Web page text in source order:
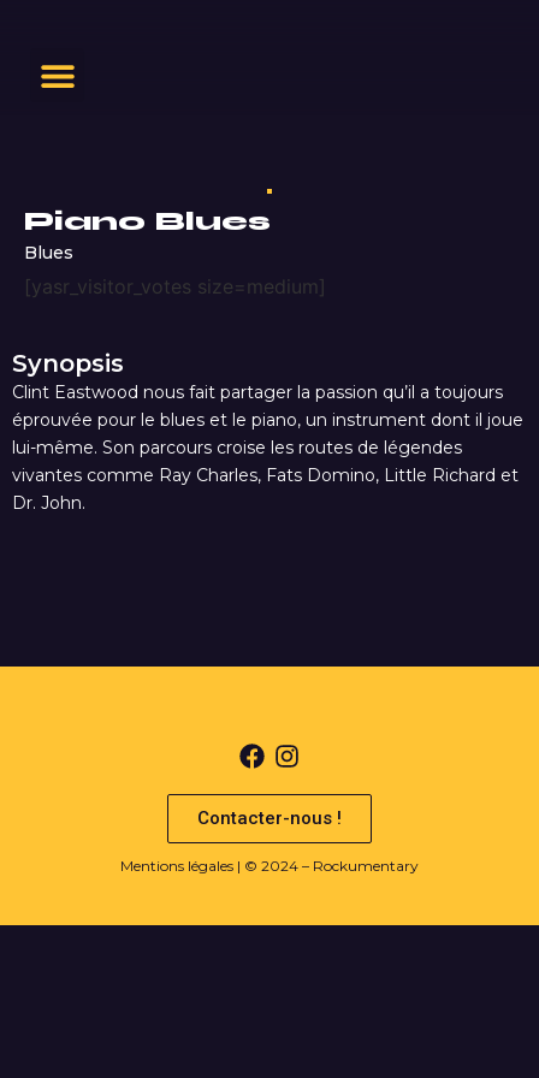
Piano Blues
Blues
[yasr_visitor_votes size=medium]
Synopsis
Clint Eastwood nous fait partager la passion qu’il a toujours
éprouvée pour le blues et le piano, un instrument dont il joue
lui-même. Son parcours croise les routes de légendes
vivantes comme Ray Charles, Fats Domino, Little Richard et
Dr. John.
Contacter-nous !
Mentions légales | © 2024 – Rockumentary